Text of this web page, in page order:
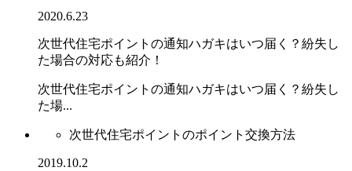
2020.6.23
次世代住宅ポイントの通知ハガキはいつ届く？紛失し
た場合の対応も紹介！
次世代住宅ポイントの通知ハガキはいつ届く？紛失し
た場...
次世代住宅ポイントのポイント交換方法
2019.10.2